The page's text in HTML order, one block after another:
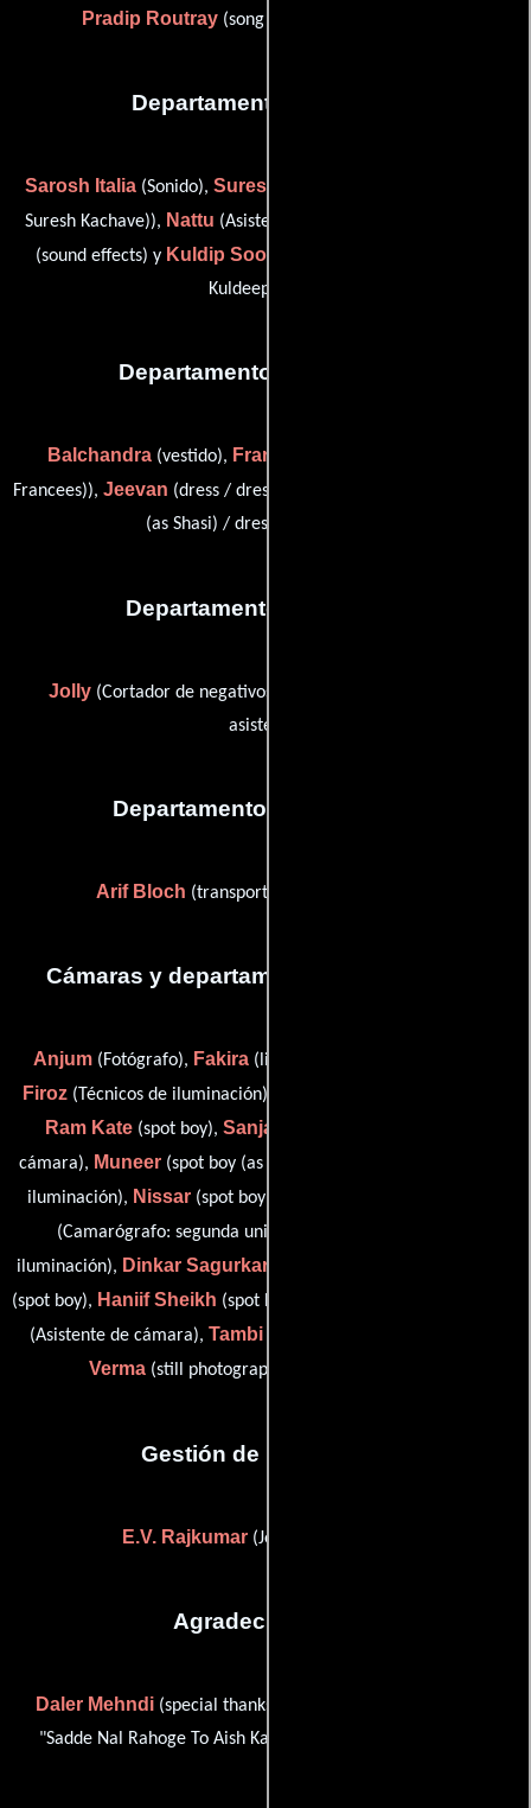
Pradip Routray (song recording engineer (u))
Departamento de sonido
Sarosh Italia (Sonido), Suresh Kachve
Suresh Kachave)), Nattu (Asistente de sonido),
(sound effects) y Kuldip Sood
Kuldeep Sood))
Departamento de vestuario
Balchandra (vestido), Francis
Francees)), Jeevan (dress / dressman assistant) y
(as Shasi) / dressman assistant)
Departamento de editorial
Jolly (Cortador de negativos) y
asistente)
Departamento de transporte
Arif Bloch (transportation (as Arif Blooch))
Cámaras y departamento de electricidad
Anjum(Fotógrafo), Fakira(lighting technician (as Faqira)),
Firoz(Técnicos de iluminación),
Ram Kate (spot boy), Sanjay Khanzode
cámara), Muneer (spot boy (as Munir)),
iluminación), Nissar(spot boy (as Nissar)),
(Camarógrafo: segunda unidad),
iluminación), Dinkar Sagurkar
(spot boy), Haniif Sheikh (spot boy (as Hanef)),
(Asistente de cámara), Tambi
Verma (still photographer (as Anand Verma))
Gestión de producción
E.V. Rajkumar (Jefe de producción)
Agradecimientos
Daler Mehndi (special thanks: special appearance on song
"Sadde Nal Rahoge To Aish Karoge" (as Mr. Daler Mehndi))